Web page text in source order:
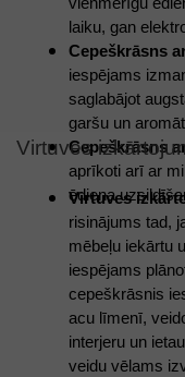
laiku, gan
Cepeškrāsns
iespējams
saglabājot
garšu un
Cepeškrāsns
aprīkoti arī ar
ēdiena
Virtuves
Virtuves
risinājums tad,
mēbeļu iekārtu
iespējams
cepeškrāsnis
acu līmenī,
interjeru un
veidu vēlams